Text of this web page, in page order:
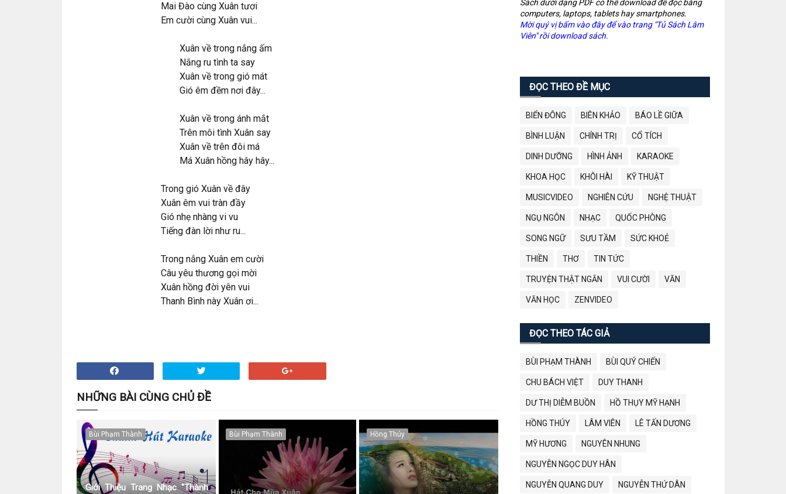
Mai Đào cùng Xuân tươi
Em cười cùng Xuân vui...
Xuân về trong nắng ấm
Nắng ru tình ta say
Xuân về trong gió mát
Gió êm đềm nơi đây...
Xuân về trong ánh mắt
Trên môi tình Xuân say
Xuân về trên đôi má
Má Xuân hồng hây hây...
Trong gió Xuân về đây
Xuân êm vui tràn đầy
Gió nhẹ nhàng vi vu
Tiếng đàn lời như ru...
Trong nắng Xuân em cười
Câu yêu thương gọi mời
Xuân hồng đời yên vui
Thanh Bình này Xuân ơi...
NHỮNG BÀI CÙNG CHỦ ĐỀ
Bùi Phạm Thành
Giới Thiệu Trang Nhạc "Thành
Bùi Phạm Thành Hồng Thúy
Sách dưới dạng PDF có thể download để đọc bằng
computers, laptops, tablets hay smartphones.
Mời quý vị bấm vào đây để vào trang "Tủ Sách Lâm
Viên" rồi download sách.
ĐỌC THEO ĐỀ MỤC
BIỂN ĐÔNG BIÊN KHẢO BÁO LỀ GIỮA
BÌNH LUẬN CHÍNH TRỊ CỔ TÍCH
DINH DƯỠNG HÌNH ẢNH KARAOKE
KHOA HỌC KHÔI HÀI KỸ THUẬT
MUSICVIDEO NGHIÊN CỨU NGHỆ THUẬT
NGỤ NGÔN NHẠC QUỐC PHÒNG
SONG NGỮ SƯU TẦM SỨC KHOẺ
THIỀN THƠ TIN TỨC
TRUYỆN THẬT NGẮN VUI CƯỜI VĂN
VĂN HỌC ZENVIDEO
ĐỌC THEO TÁC GIẢ
BÙI PHẠM THÀNH BÙI QUÝ CHIẾN
CHU BÁCH VIỆT DUY THANH
DƯ THỊ DIỄM BUỒN HỒ THỤY MỸ HẠNH
HỒNG THÚY LÂM VIÊN LÊ TẤN DƯƠNG
MỸ HƯƠNG NGUYÊN NHUNG
NGUYỄN NGỌC DUY HÂN
NGUYỄN QUANG DUY NGUYỄN THỨ DÂN